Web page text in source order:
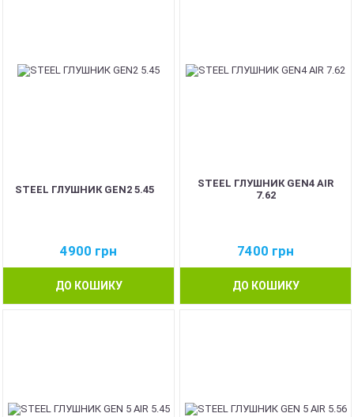
STEEL ГЛУШНИК GEN2 5.45
4900 грн
ДО КОШИКУ
STEEL ГЛУШНИК GEN4 AIR
7.62
7400 грн
ДО КОШИКУ